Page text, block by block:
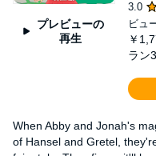
プレビューの
再生
3.0
ビュ
￥
ラン
When Abby and Jonah's
of Hansel and Gretel,